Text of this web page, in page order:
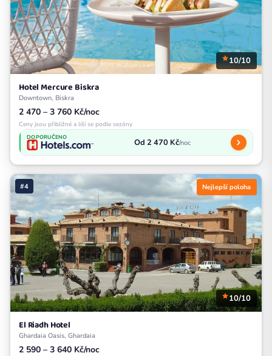
10/10
Hotel Mercure Biskra
Downtown, Biskra
2 470 – 3 760 Kč/noc
Ceny jsou přibližné a liší se podle sezóny
DOPORUČENO Od 2 470 Kč/noc
#4 Nejlepší poloha
10/10
El Riadh Hotel
Ghardaia Oasis, Ghardaia
2 590 – 3 640 Kč/noc